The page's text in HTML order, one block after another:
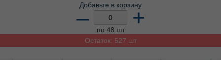
Добавьте в корзину
– +
по 48 шт
Остаток: 527 шт